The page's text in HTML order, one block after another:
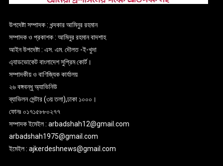
উপদেষ্টা সম্পাদক : খন্দকার আমিনুর রহমান
সম্পাদক ও প্রকাশক : আমিনুর রহমান বাদশাহ
আইন উপদেষ্টা : এস. এম. দৌলত -ই-খুদা
এ্যাডভোকেট বাংলাদেশ সুপ্রিম কোর্ট।
সম্পাদকীয় ও বাণিজ্যিক কার্যালয়
২৬ বঙ্গবন্ধু অ্যাভিনিউ
ব্যাভিলন সেন্টার (৩য় তলা),ঢাকা ১০০০।
ফোনঃ ০১৭১৫৮৮০২৭৭
সম্পাদক ইমেইল : arbadshah12@gmail.com
arbadshah1975@gmail.com
ইমেইল : ajkerdeshnews@gmail.com